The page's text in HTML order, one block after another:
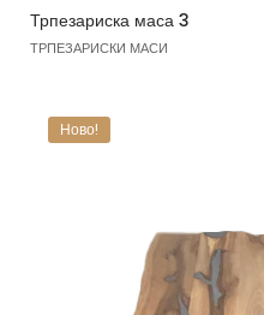
Трпезариска маса 3
ТРПЕЗАРИСКИ МАСИ
Ново!